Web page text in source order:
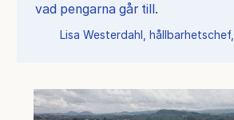
vad pengarna går till.
Lisa Westerdahl,